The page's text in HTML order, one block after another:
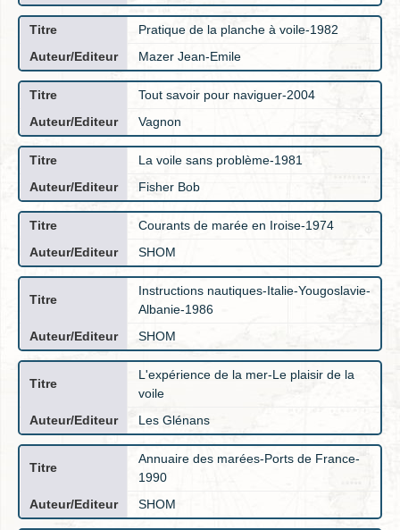
Pratique de la planche à voile-1982
Mazer Jean-Emile
Tout savoir pour naviguer-2004
Vagnon
La voile sans problème-1981
Fisher Bob
Courants de marée en Iroise-1974
SHOM
Instructions nautiques-Italie-Yougoslavie-
Albanie-1986
SHOM
L'expérience de la mer-Le plaisir de la
voile
Les Glénans
Annuaire des marées-Ports de France-
1990
SHOM